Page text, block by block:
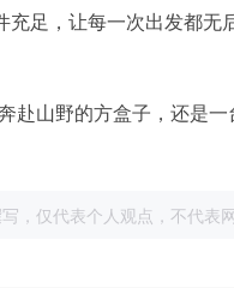
足，让每一次出发都无
赴山野的方盒子，还是
，仅代表个人观点，不代表